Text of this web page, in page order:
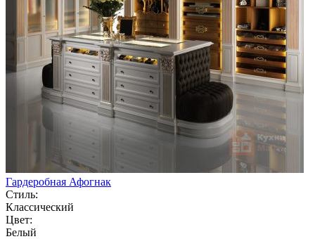
Гардеробная Афогнак
Стиль:
Классический
Цвет:
Белый